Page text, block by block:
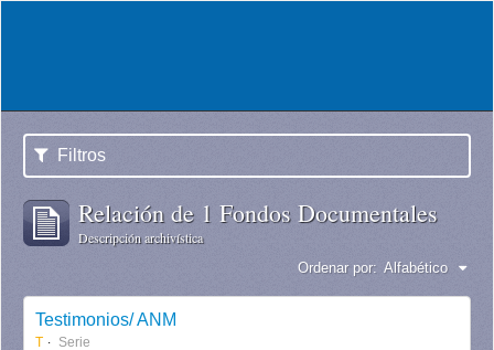
Filtros
Relación de 1 Fondos Documentales
Descripción archivística
Ordenar por: Alfabético
Testimonios/ ANM
T Serie